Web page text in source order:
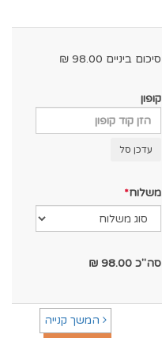
סיכום ביניים 98.00
₪
קופון
עדכן סל
משלוח
סה"כ 98.00
₪
המשך קנייה